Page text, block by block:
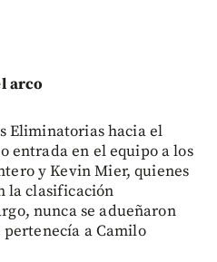
arco
Eliminatorias hacia el
entrada en el equipo a los
y Kevin Mier, quienes
la clasificación
nunca se adueñaron
a Camilo